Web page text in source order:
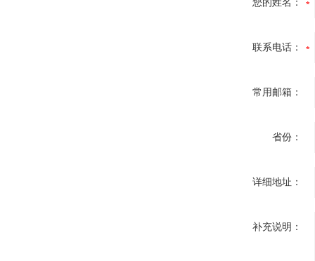
您的姓名：
联系电话：
常用邮箱：
省份：
详细地址：
补充说明：